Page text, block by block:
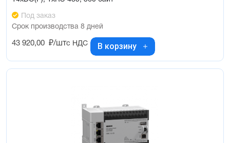
Под заказ
Срок производства 8 дней
43 920,00 ₽/штс НДС В корзину